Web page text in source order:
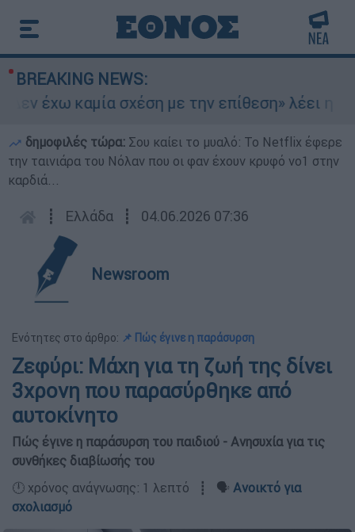
BREAKING NEWS:
έχω καμία σχέση με την επίθεση» λέει η
δημοφιλές τώρα: Σου καίει το μυαλό: Το Netflix έφερε
την ταινιάρα του Νόλαν που οι φαν έχουν κρυφό νο1 στην
καρδιά...
┋ Ελλάδα ┋ 04.06.2026 07:36
Newsroom
Ενότητες στο άρθρο: 📌 Πώς έγινε η παράσυρση
Ζεφύρι: Μάχη για τη ζωή της δίνει
3χρονη που παρασύρθηκε από
αυτοκίνητο
Πώς έγινε η παράσυρση του παιδιού - Ανησυχία για τις
συνθήκες διαβίωσής του
🕛 χρόνος ανάγνωσης: 1 λεπτό ┋ 🗣️ Ανοικτό για
σχολιασμό